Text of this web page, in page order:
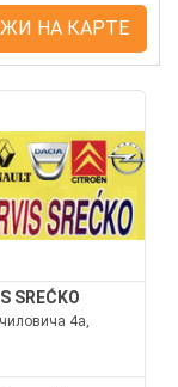
НА КАРТЕ
SREĆKO
4а,